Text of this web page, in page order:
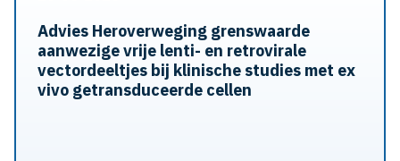
Advies Heroverweging grenswaarde
aanwezige vrije lenti- en retrovirale
vectordeeltjes bij klinische studies met ex
vivo getransduceerde cellen